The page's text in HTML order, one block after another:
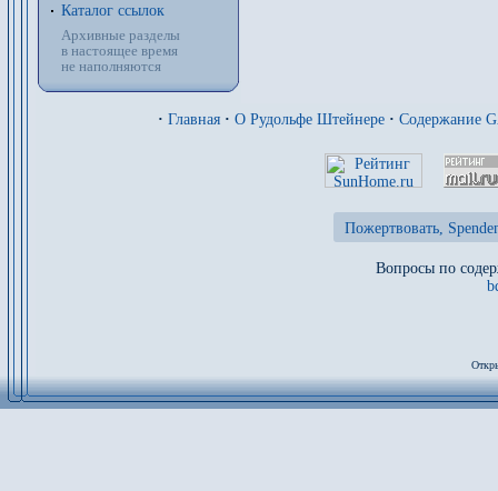
Каталог ссылок
Архивные разделы
в настоящее время
не наполняются
· Главная · О Рудольфе Штейнере · Содержание
Пожертвовать,
Вопросы по